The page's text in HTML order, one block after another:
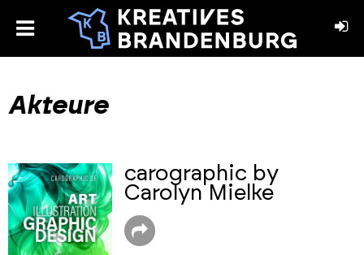
toggle
Akteure
carographic by
Carolyn Mielke